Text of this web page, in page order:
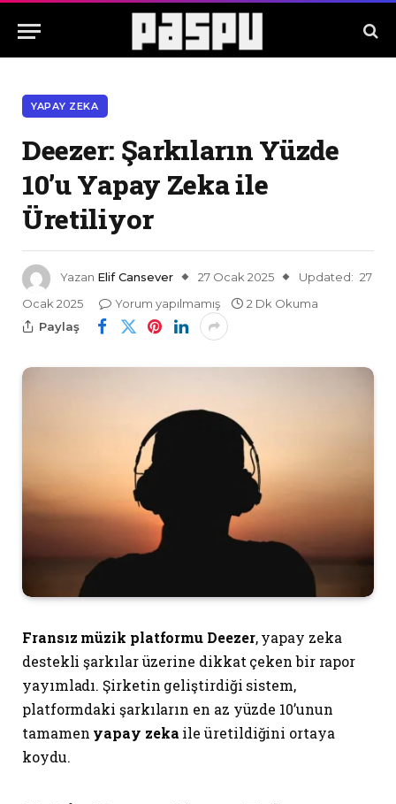
YAPAY ZEKA
Deezer: Şarkıların Yüzde
10’u Yapay Zeka ile
Üretiliyor
Yazan Elif Cansever 27 Ocak 2025 Updated: 27
Ocak 2025
Yorum yapılmamış
2 Dk Okuma
Paylaş
Fransız müzik platformu Deezer, yapay zeka
destekli şarkılar üzerine dikkat çeken bir rapor
yayımladı. Şirketin geliştirdiği sistem,
platformdaki şarkıların en az yüzde 10’unun
tamamen yapay zeka ile üretildiğini ortaya
koydu.